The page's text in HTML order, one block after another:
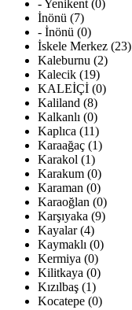
- Yenikent (0)
İnönü (7)
- İnönü (0)
İskele Merkez (23)
Kaleburnu (2)
Kalecik (19)
KALEİÇİ (0)
Kaliland (8)
Kalkanlı (0)
Kaplıca (11)
Karaağaç (1)
Karakol (1)
Karakum (0)
Karaman (0)
Karaoğlan (0)
Karşıyaka (9)
Kayalar (4)
Kaymaklı (0)
Kermiya (0)
Kilitkaya (0)
Kızılbaş (1)
Kocatepe (0)